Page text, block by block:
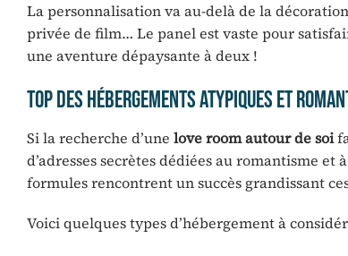
La personnalisation va au-delà de la
privée de film… Le panel est vaste pour
une aventure dépaysante à deux !
Top des hébergements atypiques et
Si la recherche d’une love room autour de soi
d’adresses secrètes dédiées au romantisme
formules rencontrent un succès grandissant
Voici quelques types d’hébergement à